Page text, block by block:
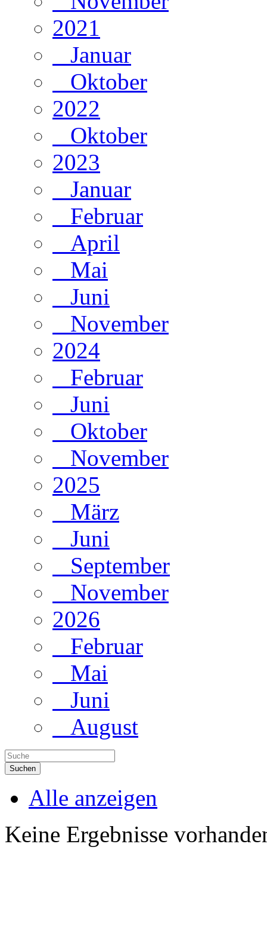
2021
Januar
Oktober
2022
Oktober
2023
Januar
Februar
April
Mai
Juni
November
2024
Februar
Juni
Oktober
November
2025
März
Juni
September
November
2026
Februar
Mai
Juni
August
Suchen
Alle anzeigen
Keine Ergebnisse